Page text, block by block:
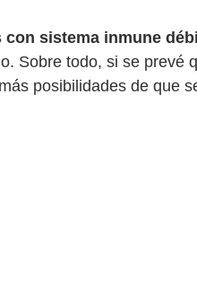
con sistema inmune
Sobre todo, si se prevé
posibilidades de que